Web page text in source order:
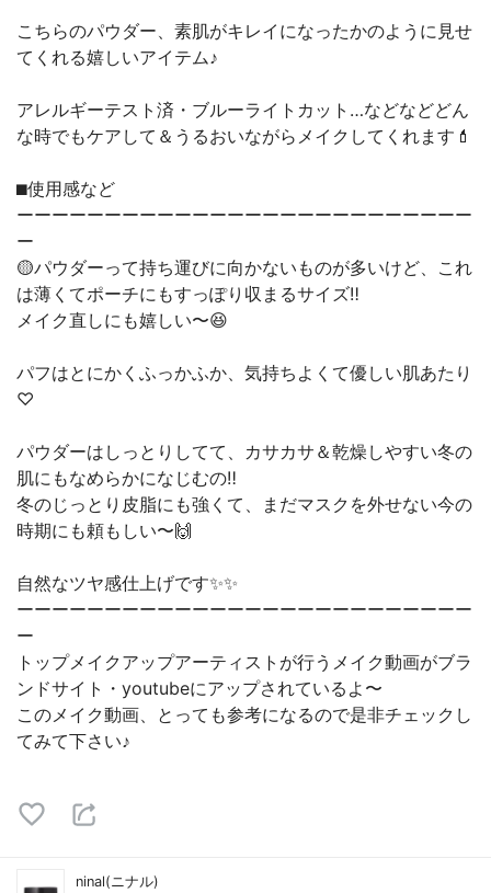
こちらのパウダー、素肌がキレイになったかのように見せ
てくれる嬉しいアイテム♪
アレルギーテスト済・ブルーライトカット…などなどどん
な時でもケアして＆うるおいながらメイクしてくれます💄
⬛︎使用感など
ーーーーーーーーーーーーーーーーーーーーーーーーーー
ー
🟡パウダーって持ち運びに向かないものが多いけど、これ
は薄くてポーチにもすっぽり収まるサイズ‼︎
メイク直しにも嬉しい〜😆
パフはとにかくふっかふか、気持ちよくて優しい肌あたり
♡
パウダーはしっとりしてて、カサカサ＆乾燥しやすい冬の
肌にもなめらかになじむの‼︎
冬のじっとり皮脂にも強くて、まだマスクを外せない今の
時期にも頼もしい〜🙌
自然なツヤ感仕上げです✨✨
ーーーーーーーーーーーーーーーーーーーーーーーーーー
ー
トップメイクアップアーティストが行うメイク動画がブラ
ンドサイト・youtubeにアップされているよ〜
このメイク動画、とっても参考になるので是非チェックし
てみて下さい♪
ninal(ニナル)